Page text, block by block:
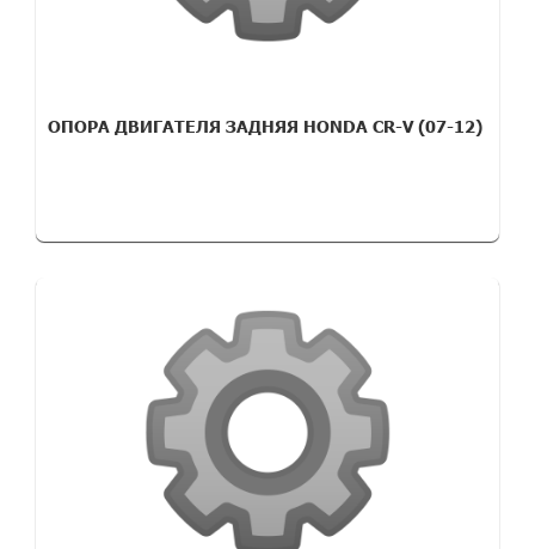
ОПОРА ДВИГАТЕЛЯ ЗАДНЯЯ HONDA CR-V (07-12)